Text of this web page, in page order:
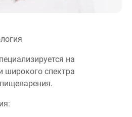
на
широкого спектра